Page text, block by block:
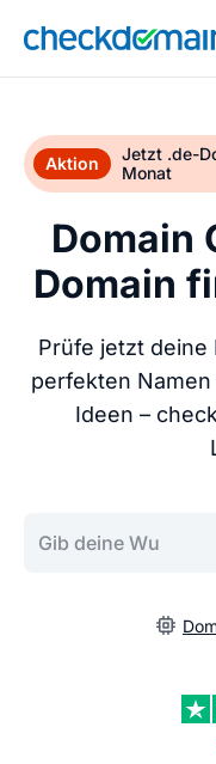
Aktion
Jetzt .de-
Monat
Domain
Domain
Prüfe jetzt deine
perfekten
Ideen –